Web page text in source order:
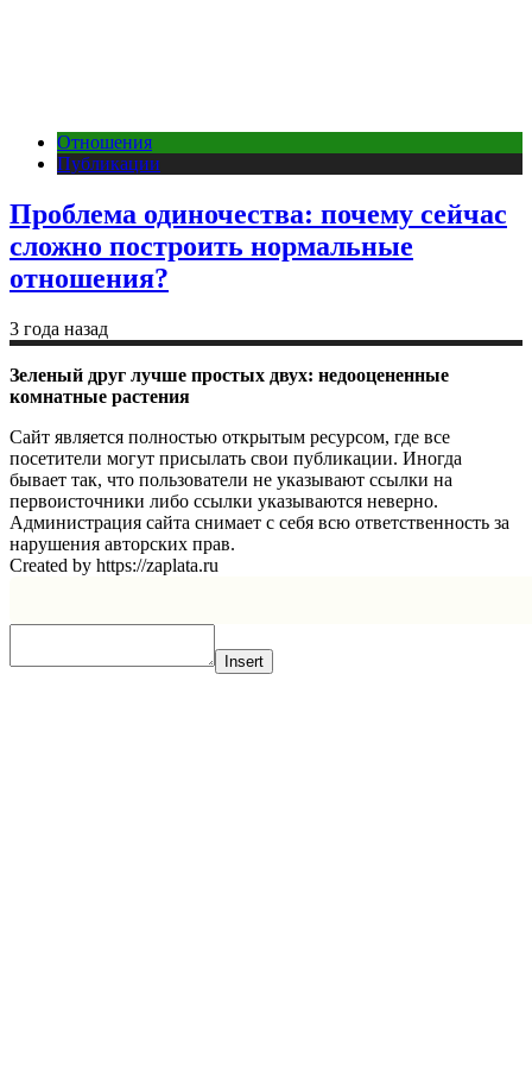
Отношения
Публикации
Проблема одиночества: почему сейчас
сложно построить нормальные
отношения?
3 года назад
Зеленый друг лучше простых двух: недооцененные
комнатные растения
Сайт является полностью открытым ресурсом, где все
посетители могут присылать свои публикации. Иногда
бывает так, что пользователи не указывают ссылки на
первоисточники либо ссылки указываются неверно.
Администрация сайта снимает с себя всю ответственность за
нарушения авторских прав.
Created by https://zaplata.ru
Insert